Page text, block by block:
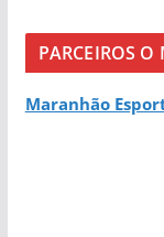
PARCEIROS
Maranhão